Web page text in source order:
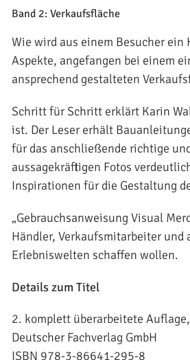
Band 2: Verkaufsfläche
Wie wird aus einem Besucher ein
Aspekte, angefangen bei einem
ansprechend gestalteten
Schritt für Schritt erklärt Karin
ist. Der Leser erhält
für das anschließende richtige
aussagekräftigen Fotos
Inspirationen für die Gestaltung
„Gebrauchsanweisung Visual
Händler, Verkaufsmitarbeiter und
Erlebniswelten schaffen wollen.
Details zum Titel
2. komplett überarbeitete
Deutscher Fachverlag GmbH
ISBN 978-3-86641-295-8